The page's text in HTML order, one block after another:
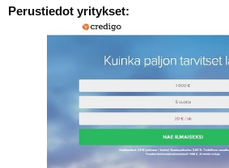
Perustiedot yritykset: